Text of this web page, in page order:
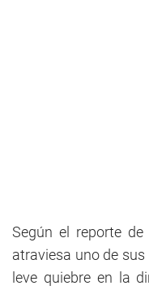
Según el reporte
atraviesa uno de
leve quiebre en la